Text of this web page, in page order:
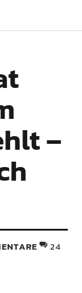
–
24